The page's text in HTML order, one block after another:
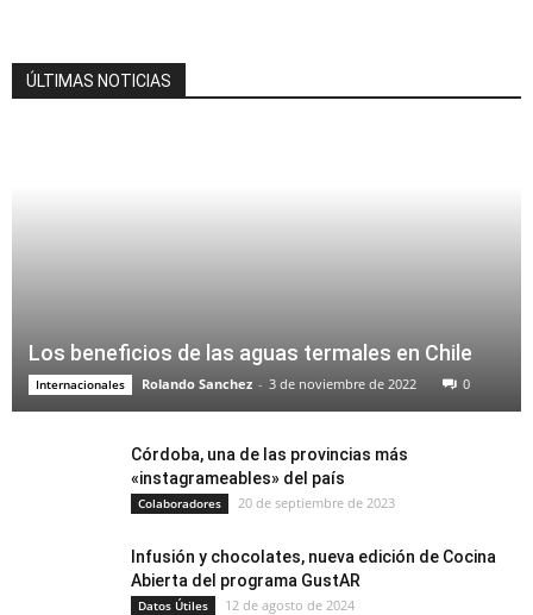
ÚLTIMAS NOTICIAS
Los beneficios de las aguas termales en Chile
Internacionales Rolando Sanchez - 3 de noviembre de 2022 0
Córdoba, una de las provincias más
«instagrameables» del país
Colaboradores 20 de septiembre de 2023
Infusión y chocolates, nueva edición de Cocina
Abierta del programa GustAR
Datos Útiles 12 de agosto de 2024